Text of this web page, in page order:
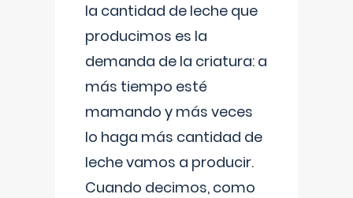
la cantidad de leche que
producimos es la
demanda de la criatura: a
más tiempo esté
mamando y más veces
lo haga más cantidad de
leche vamos a producir.
Cuando decimos, como